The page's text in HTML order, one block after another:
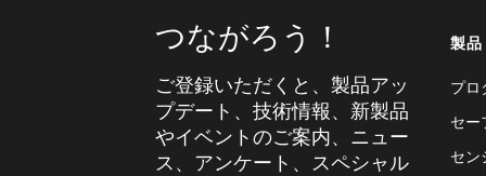
つながろう！
ご登録いただくと、製品アッ
プデート、技術情報、新製品
やイベントのご案内、ニュー
ス、アンケート、スペシャル
製品
プロ
セー
セン